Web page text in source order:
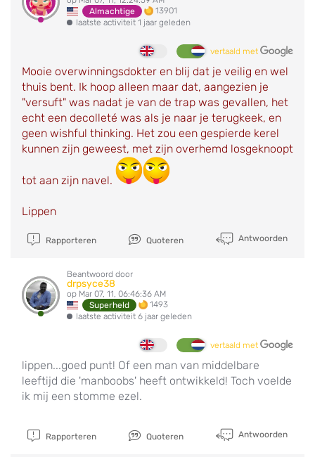
Almachtige
13901
laatste activiteit 1 jaar geleden
vertaald met
Mooie overwinningsdokter en blij dat je veilig en wel
thuis bent. Ik hoop alleen maar dat, aangezien je
"versuft" was nadat je van de trap was gevallen, het
echt een decolleté was als je naar je terugkeek, en
geen wishful thinking. Het zou een gespierde kerel
kunnen zijn geweest, met zijn overhemd losgeknoopt
tot aan zijn navel.
Lippen
Rapporteren Quoteren Antwoorden
Beantwoord door
drpsyce38
op Mar 07, 11, 06:46:36 AM
Superheld
1493
laatste activiteit 6 jaar geleden
vertaald met
lippen...goed punt! Of een man van middelbare
leeftijd die 'manboobs' heeft ontwikkeld! Toch voelde
ik mij een stomme ezel.
Rapporteren Quoteren Antwoorden